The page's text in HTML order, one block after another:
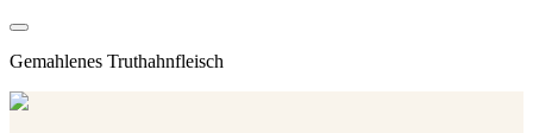
Gemahlenes Truthahnfleisch